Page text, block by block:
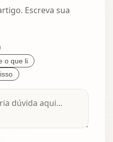
Escreva sua
o que li